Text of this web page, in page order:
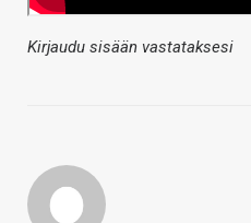
Kirjaudu sisään vastataksesi